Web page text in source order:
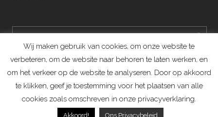
Konijnenadviesbureau Hopster ©2019
Wij maken gebruik van cookies, om onze website te
verbeteren, om de website naar behoren te laten werken, en
om het verkeer op de website te analyseren. Door op akkoord
te klikken, geef je toestemming voor het plaatsen van alle
cookies zoals omschreven in onze privacyverklaring.
Akkoord! Ons Privacybeleid